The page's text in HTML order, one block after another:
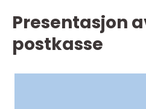
Presentasjon
postkasse